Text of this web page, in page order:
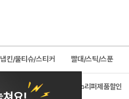
냅킨/물티슈/스티커 빨대/스틱/스푼
🌱소량구매관 ♻️리퍼제품할인